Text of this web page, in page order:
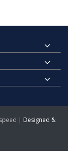
| Designed &